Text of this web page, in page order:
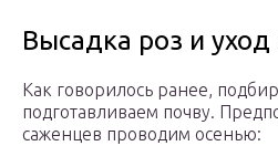
Высадка роз и
Как говорилось ранее,
подготавливаем почву.
саженцев проводим осенью: